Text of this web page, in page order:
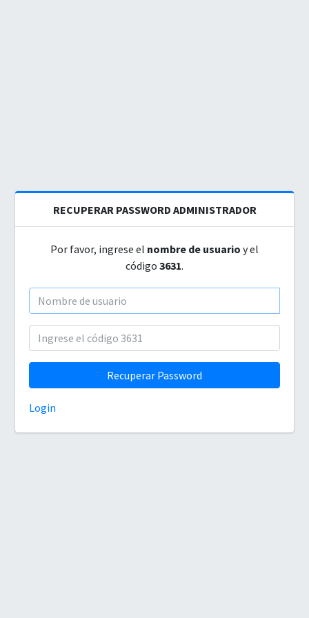
RECUPERAR PASSWORD ADMINISTRADOR
Por favor, ingrese el nombre de usuario y el
código 3631.
Recuperar Password
Login